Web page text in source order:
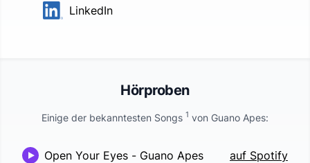
LinkedIn
Hörproben
Einige der bekanntesten Songs 1 von Guano Apes:
Open Your Eyes - Guano Apes
auf Spotify